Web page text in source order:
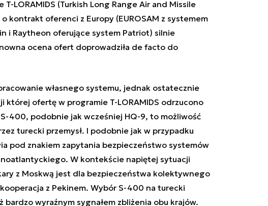
LORAMIDS (Turkish Long Range Air and Missile
kontrakt oferenci z Europy (EUROSAM z systemem
i Raytheon oferujące system Patriot) silnie
ocena ofert doprowadziła de facto do
własnego systemu, jednak ostatecznie
której ofertę w programie T-LORAMIDS odrzucono
400, podobnie jak wcześniej HQ-9, to możliwość
turecki przemysł. I podobnie jak w przypadku
pod znakiem zapytania bezpieczeństwo systemów
W kontekście napiętej sytuacji
z Moskwą jest dla bezpieczeństwa kolektywnego
z Pekinem. Wybór S-400 na turecki
wyraźnym sygnałem zbliżenia obu krajów.